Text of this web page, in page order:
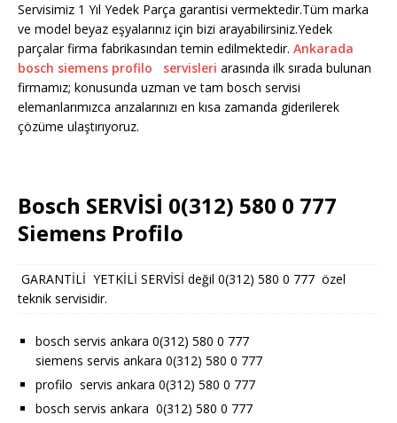
Servisimiz 1 Yıl Yedek Parça garantisi vermektedir.Tüm marka
ve model beyaz eşyalarınız için bizi arayabilirsiniz.Yedek
parçalar firma fabrikasından temin edilmektedir. Ankarada
bosch siemens profilo servisleri arasında ilk sırada bulunan
firmamız; konusunda uzman ve tam bosch servisi
elemanlarımızca arızalarınızı en kısa zamanda giderilerek
çözüme ulaştırıyoruz.
Bosch SERVİSİ 0(312) 580 0 777
Siemens Profilo
GARANTİLİ YETKİLİ SERVİSİ değil 0(312) 580 0 777 özel
teknik servisidir.
bosch servis ankara 0(312) 580 0 777
siemens servis ankara 0(312) 580 0 777
profilo servis ankara 0(312) 580 0 777
bosch servis ankara 0(312) 580 0 777